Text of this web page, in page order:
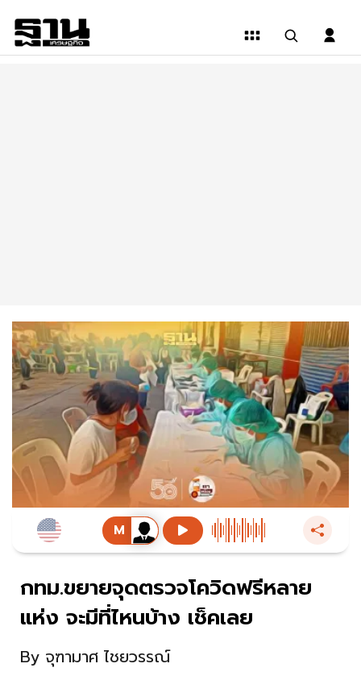
กทม.ขยายจุดตรวจโควิดฟรีหลาย
แห่ง จะมีที่ไหนบ้าง เช็คเลย
By จุฑามาศ ไชยวรรณ์